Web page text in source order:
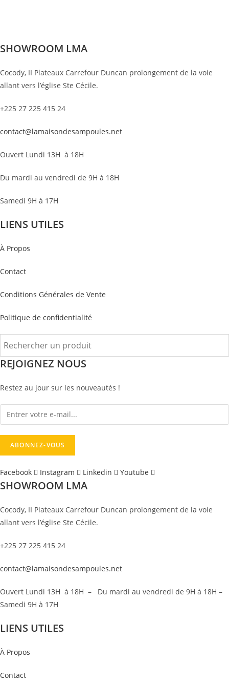
SHOWROOM LMA
Cocody, II Plateaux Carrefour Duncan prolongement de la voie
allant vers l’église Ste Cécile.
+225 27 225 415 24
contact@lamaisondesampoules.net
Ouvert Lundi 13H à 18H
Du mardi au vendredi de 9H à 18H
Samedi 9H à 17H
LIENS UTILES
À Propos
Contact
Conditions Générales de Vente
Politique de confidentialité
REJOIGNEZ NOUS
Restez au jour sur les nouveautés !
Facebook Instagram Linkedin Youtube
SHOWROOM LMA
Cocody, II Plateaux Carrefour Duncan prolongement de la voie
allant vers l’église Ste Cécile.
+225 27 225 415 24
contact@lamaisondesampoules.net
Ouvert Lundi 13H à 18H – Du mardi au vendredi de 9H à 18H –
Samedi 9H à 17H
LIENS UTILES
À Propos
Contact